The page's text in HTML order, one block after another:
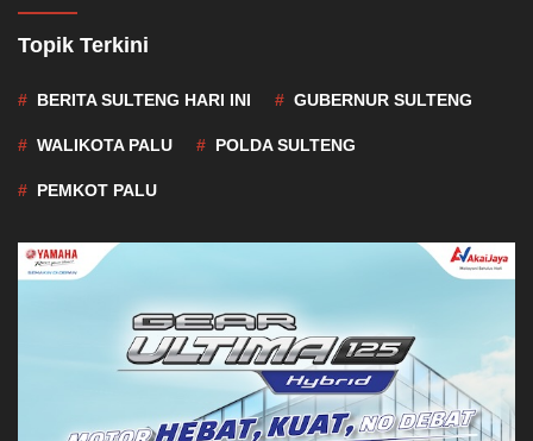
Topik Terkini
BERITA SULTENG HARI INI GUBERNUR SULTENG
WALIKOTA PALU POLDA SULTENG
PEMKOT PALU